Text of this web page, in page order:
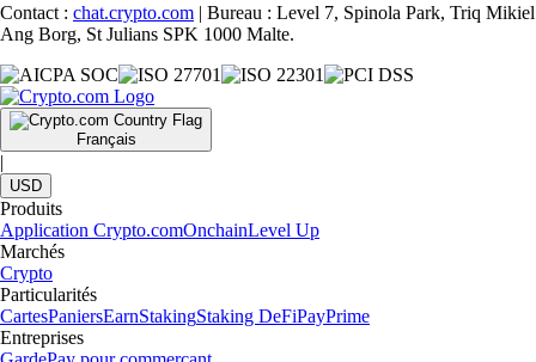
Contact : chat.crypto.com | Bureau : Level 7, Spinola Park, Triq Mikiel
Ang Borg, St Julians SPK 1000 Malte.
Français
|
USD
Produits
Application Crypto.comOnchainLevel Up
Marchés
Crypto
Particularités
CartesPaniersEarnStakingStaking DeFiPayPrime
Entreprises